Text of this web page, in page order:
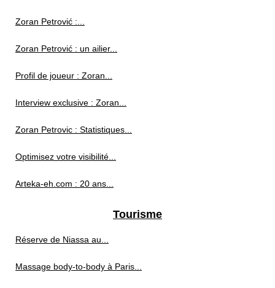
Zoran Petrović :...
Zoran Petrović : un ailier...
Profil de joueur : Zoran...
Interview exclusive : Zoran...
Zoran Petrovic : Statistiques...
Optimisez votre visibilité...
Arteka-eh.com : 20 ans...
Tourisme
Réserve de Niassa au...
Massage body-to-body à Paris...